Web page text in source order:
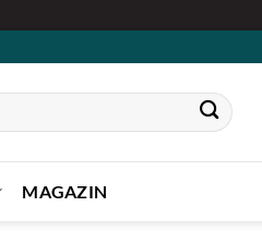
MAGAZIN